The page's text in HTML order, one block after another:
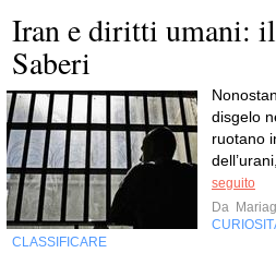
Iran e diritti umani:
Saberi
disgelo
ruotano
seguito
Da
CLASSIFICARE